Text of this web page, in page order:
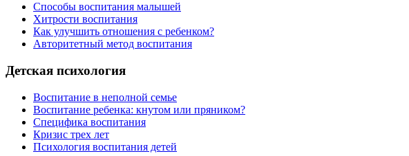
Способы воспитания малышей
Хитрости воспитания
Как улучшить отношения с ребенком?
Авторитетный метод воспитания
Детская психология
Воспитание в неполной семье
Воспитание ребенка: кнутом или пряником?
Специфика воспитания
Кризис трех лет
Психология воспитания детей